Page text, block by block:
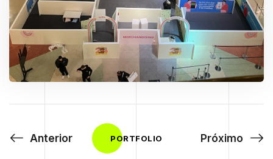
Anterior PORTFOLIO Próximo